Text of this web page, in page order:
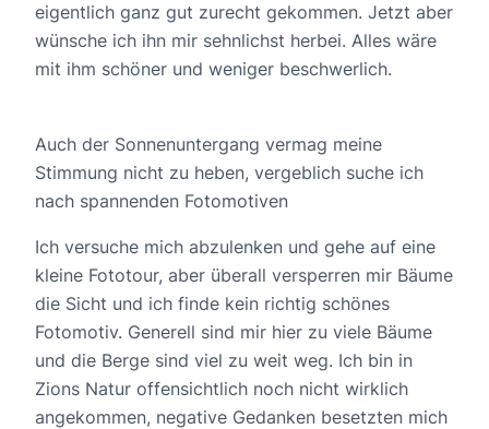
eigentlich ganz gut zurecht gekommen. Jetzt aber
wünsche ich ihn mir sehnlichst herbei. Alles wäre
mit ihm schöner und weniger beschwerlich.
Auch der Sonnenuntergang vermag meine
Stimmung nicht zu heben, vergeblich suche ich
nach spannenden Fotomotiven
Ich versuche mich abzulenken und gehe auf eine
kleine Fototour, aber überall versperren mir Bäume
die Sicht und ich finde kein richtig schönes
Fotomotiv. Generell sind mir hier zu viele Bäume
und die Berge sind viel zu weit weg. Ich bin in
Zions Natur offensichtlich noch nicht wirklich
angekommen, negative Gedanken besetzten mich